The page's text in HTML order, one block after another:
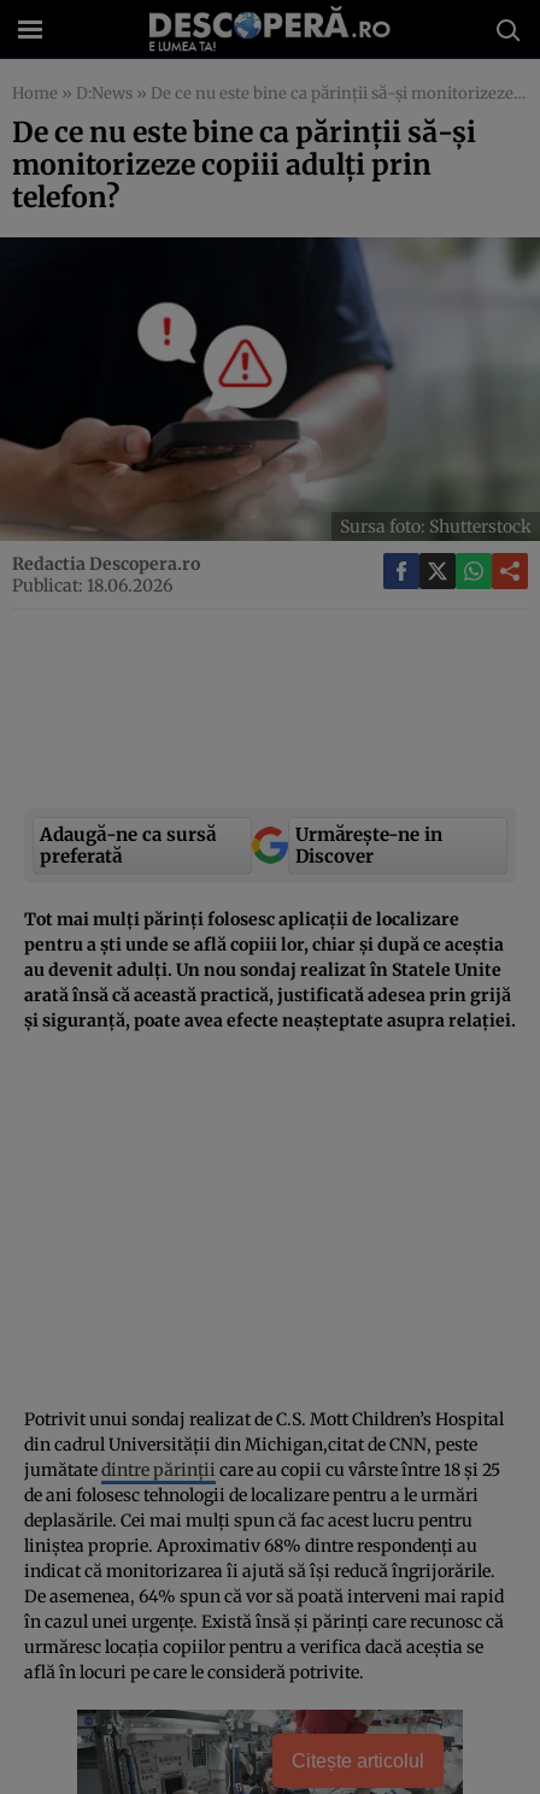
Home » D:News » De ce nu este bine ca părinții să-și monitorizeze copiii adulți prin telefon?
De ce nu este bine ca părinții să-și
monitorizeze copiii adulți prin
telefon?
Sursa foto: Shutterstock
Redactia Descopera.ro
Publicat: 18.06.2026
Adaugă-ne ca sursă
preferată
Urmărește-ne in
Discover
Tot mai mulți părinți folosesc aplicații de localizare
pentru a ști unde se află copiii lor, chiar și după ce aceștia
au devenit adulți. Un nou sondaj realizat în Statele Unite
arată însă că această practică, justificată adesea prin grijă
și siguranță, poate avea efecte neașteptate asupra relației.
Potrivit unui sondaj realizat de C.S. Mott Children’s Hospital
din cadrul Universității din Michigan,citat de CNN, peste
jumătatedintre părinții care au copii cu vârste între 18 și 25
de ani folosesc tehnologii de localizare pentru a le urmări
deplasările. Cei mai mulți spun că fac acest lucru pentru
liniștea proprie. Aproximativ 68% dintre respondenți au
indicat că monitorizarea îi ajută să își reducă îngrijorările.
De asemenea, 64% spun că vor să poată interveni mai rapid
în cazul unei urgențe. Există însă și părinți care recunosc că
urmăresc locația copiilor pentru a verifica dacă aceștia se
află în locuri pe care le consideră potrivite.
Citește articolul